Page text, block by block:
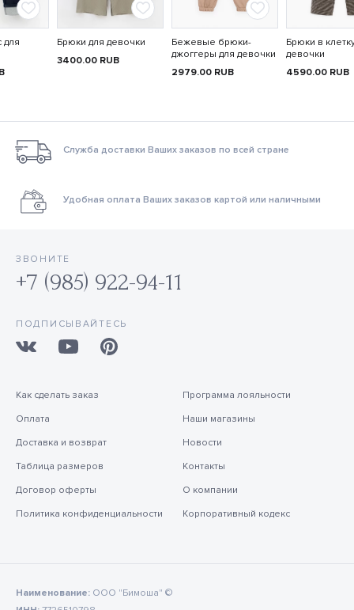
для
Брюки для девочки
3400.00 RUB
Бежевые брюки-
джоггеры для девочки
2979.00 RUB
Брюки в
девочки
4590.00 RUB
Служба доставки Ваших заказов по всей стране
Удобная оплата Ваших заказов картой или наличными
ЗВОНИТЕ
+7 (985) 922-94-11
ПОДПИСЫВАЙТЕСЬ
Как сделать заказ
Оплата
Доставка и возврат
Таблица размеров
Договор оферты
Политика конфиденциальности
Программа лояльности
Наши магазины
Новости
Контакты
О компании
Корпоративный кодекс
Наименование: ООО "Бимоша" ©